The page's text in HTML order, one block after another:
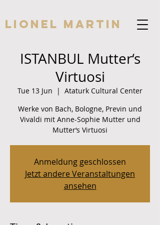
Lionel Martin
ISTANBUL Mutter‘s
Virtuosi
Tue 13 Jun
  |
Ataturk Cultural Center
Werke von Bach, Bologne, Previn und
Vivaldi mit Anne-Sophie Mutter und
Mutter‘s Virtuosi
Anmeldung geschlossen
Jetzt andere Veranstaltungen
ansehen